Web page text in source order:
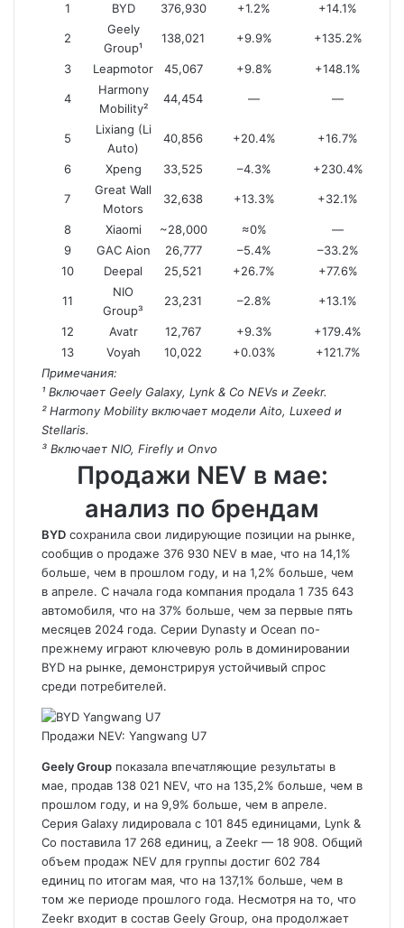
1
BYD 376,930 +1.2% +14.1%
2
Geely
Group¹
138,021 +9.9% +135.2%
3 Leapmotor 45,067 +9.8% +148.1%
4
Harmony
Mobility²
44,454 — —
5
Lixiang (Li
Auto)
40,856 +20.4% +16.7%
6 Xpeng 33,525 –4.3% +230.4%
7
Great Wall
Motors
32,638 +13.3% +32.1%
8 Xiaomi ~28,000 ≈0%
—
9
GAC Aion 26,777 –5.4%
–33.2%
10
Deepal 25,521 +26.7% +77.6%
11
NIO
Group³
23,231 –2.8% +13.1%
12 Avatr 12,767 +9.3%
+179.4%
13
Voyah 10,022 +0.03%
+121.7%
Примечания:
¹ Включает Geely Galaxy, Lynk & Co NEVs и Zeekr.
² Harmony Mobility включает модели Aito, Luxeed и
Stellaris.
³ Включает NIO, Firefly и Onvo
Продажи NEV в мае:
анализ по брендам
BYD сохранила свои лидирующие позиции на рынке,
сообщив о продаже 376 930 NEV в мае, что на 14,1%
больше, чем в прошлом году, и на 1,2% больше, чем
в апреле. С начала года компания продала 1 735 643
автомобиля, что на 37% больше, чем за первые пять
месяцев 2024 года. Серии Dynasty и Ocean по-
прежнему играют ключевую роль в доминировании
BYD на рынке, демонстрируя устойчивый спрос
среди потребителей.
Продажи NEV: Yangwang U7
Geely Group показала впечатляющие результаты в
мае, продав 138 021 NEV, что на 135,2% больше, чем в
прошлом году, и на 9,9% больше, чем в апреле.
Серия Galaxy лидировала с 101 845 единицами, Lynk &
Co поставила 17 268 единиц, а Zeekr — 18 908. Общий
объем продаж NEV для группы достиг 602 784
единиц по итогам мая, что на 137,1% больше, чем в
том же периоде прошлого года. Несмотря на то, что
Zeekr входит в состав Geely Group, она продолжает